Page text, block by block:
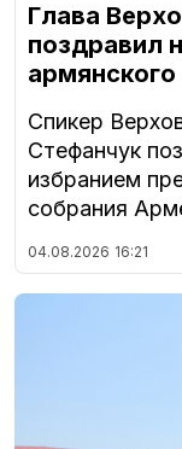
Глава
поздравил
армянского
Спикер
Стефанчук
избранием
собрания
04.08.2026 16:21